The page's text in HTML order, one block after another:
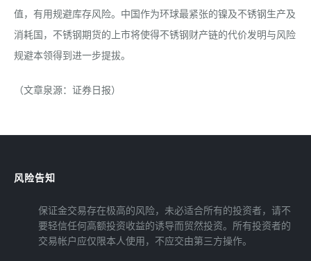
值，有用规避库存风险。中国作为环球最紧张的镍及不锈钢生产及
消耗国，不锈钢期货的上市将使得不锈钢财产链的代价发明与风险
规避本领得到进一步提拔。
（文章泉源：证券日报）
风险告知
保证金交易存在极高的风险，未必适合所有的投资者，请不
要轻信任何高额投资收益的诱导而贸然投资。所有投资者的
交易帐户应仅限本人使用，不应交由第三方操作。